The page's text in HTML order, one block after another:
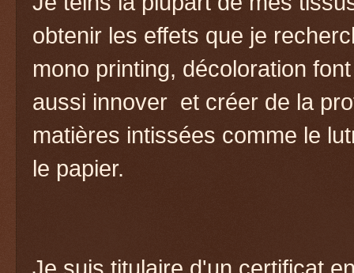
obtenir les effets que je
mono printing, décoloration
aussi innover et créer de la
matières intissées comme le
le papier.